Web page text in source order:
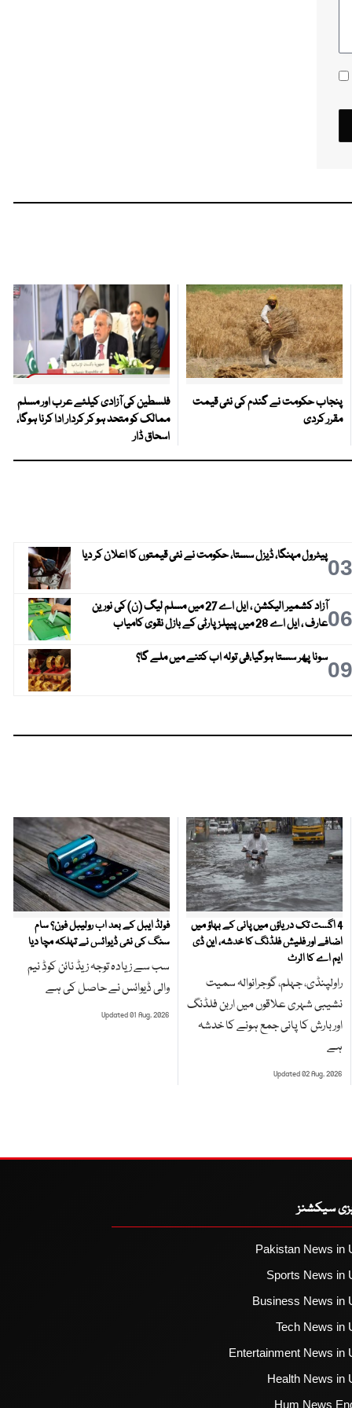
پنجاب حکومت نے گندم کی نئی قیمت
مقرر کردی
فلسطین کی آزادی کیلئے عرب اور مسلم
ممالک کو متحد ہو کر کردار ادا کرنا ہوگا،
اسحاق ڈار
03پیٹرول مہنگا، ڈیزل سستا، حکومت نے نئی قیمتوں کا اعلان کر دیا
06
آزاد کشمیر الیکشن ، ایل اے 27 میں مسلم لیگ (ن) کی نورین
عارف ، ایل اے 28 میں پیپلز پارٹی کے بازل نقوی کامیاب
09سونا پھر سستا ہوگیا،فی تولہ اب کتنے میں ملے گا؟
4 اگست تک دریاؤں میں پانی کے بہاؤ میں
اضافے اور فلیش فلڈنگ کا خدشہ، این ڈی
ایم اے کا الرٹ
راولپنڈی، جہلم، گوجرانوالہ سمیت
نشیبی شہری علاقوں میں اربن فلڈنگ
اور بارش کا پانی جمع ہونے کا خدشہ
ہے
Updated 02 Aug, 2026
فولڈ ایبل کے بعد اب رولیبل فون؟ سام
سنگ کی نئی ڈیوائس نے تہلکہ مچا دیا
سب سے زیادہ توجہ زیڈ نائن کوڈ نیم
والی ڈیوائس نے حاصل کی ہے
Updated 01 Aug, 2026
سیکشنز
Pakistan News in
Sports News in
Business News in
Tech News in
Entertainment News in
Health News in
Hum News